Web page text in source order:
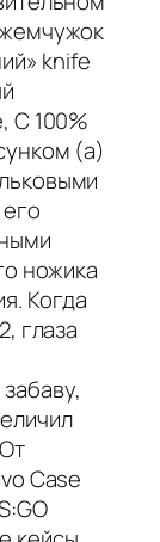
knife
С 100%
(а)
ножика
Когда
глаза
Case